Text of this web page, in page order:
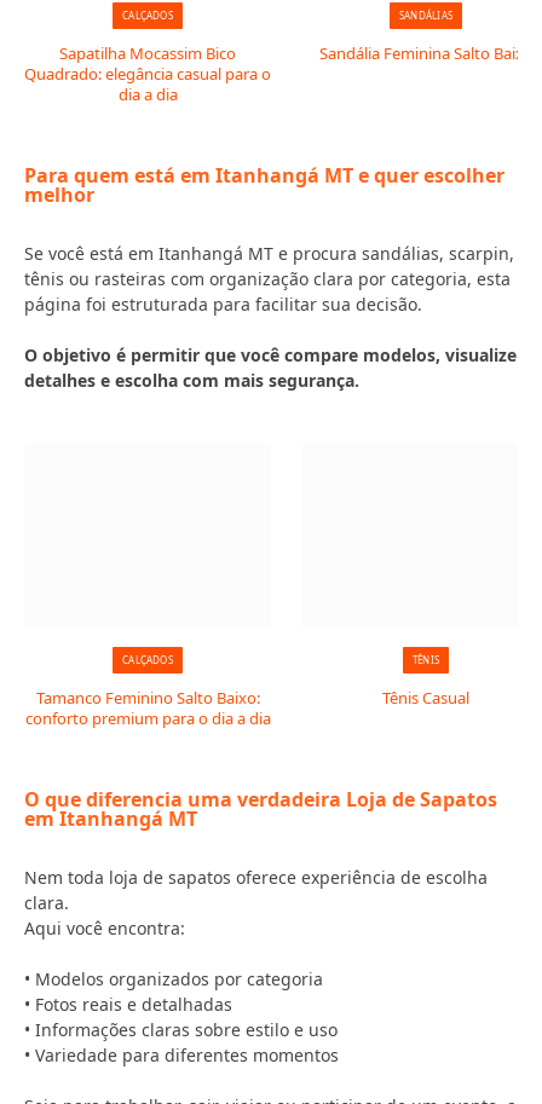
CALÇADOS
Sapatilha Mocassim Bico
Quadrado: elegância casual para o
dia a dia
SANDÁLIAS
Sandália Feminina Salto Baixo
Para quem está em Itanhangá MT e quer escolher
melhor
Se você está em Itanhangá MT e procura sandálias, scarpin,
tênis ou rasteiras com organização clara por categoria, esta
página foi estruturada para facilitar sua decisão.
O objetivo é permitir que você compare modelos, visualize
detalhes e escolha com mais segurança.
CALÇADOS
Tamanco Feminino Salto Baixo:
conforto premium para o dia a dia
TÊNIS
Tênis Casual
O que diferencia uma verdadeira Loja de Sapatos
em Itanhangá MT
Nem toda loja de sapatos oferece experiência de escolha
clara.
Aqui você encontra:
• Modelos organizados por categoria
• Fotos reais e detalhadas
• Informações claras sobre estilo e uso
• Variedade para diferentes momentos